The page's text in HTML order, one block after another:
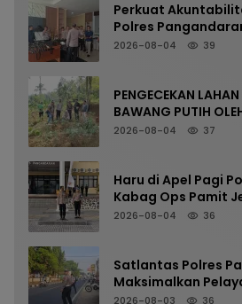
Perkuat
Polres
Pemeriksaan Senpi
2026-08-04 39
PENGECEKAN
BAWANG PUTIH
LANGKAPLANCAR
2026-08-04 37
Haru di Apel Pagi
Kabag Ops Pamit
2026-08-04 36
Satlantas Polres
Maksimalkan
Kelancaran Arus
2026-08-03 36